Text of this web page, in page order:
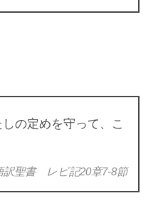
の定めを守って、こ
訳聖書 レビ記20章7-8節